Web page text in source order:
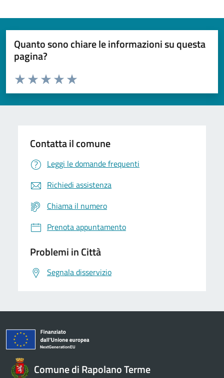
Quanto sono chiare le informazioni su questa
pagina?
Domanda
Valuta da 1 a 5 stelle la pagina
Valuta 5 stelle su 5
Valuta 4 stelle su 5
Valuta 3 stelle su 5
Valuta 2 stelle su 5
Valuta 1 stelle su 5
Contatta il comune
Leggi le domande frequenti
Richiedi assistenza
Chiama il numero
Prenota appuntamento
Problemi in Città
Segnala disservizio
Comune di Rapolano Terme